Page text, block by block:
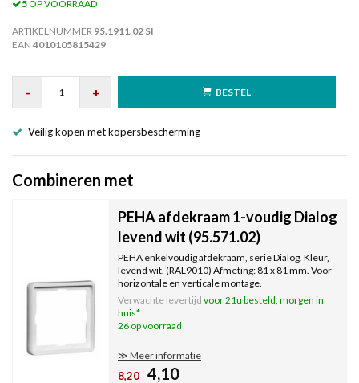
5OP VOORRAAD
ARTIKELNUMMER 95.1911.02 SI
EAN 4010105815429
- + BESTEL
Veilig kopen met kopersbescherming
Combineren met
PEHA afdekraam 1-voudig Dialog
levend wit (95.571.02)
PEHA enkelvoudig afdekraam, serie Dialog. Kleur,
levend wit. (RAL9010) Afmeting: 81 x 81 mm. Voor
horizontale en verticale montage.
Verwachte levertijd voor 21u besteld, morgen in
huis*
26 op voorraad
≫ Meer informatie
8,20 4,10